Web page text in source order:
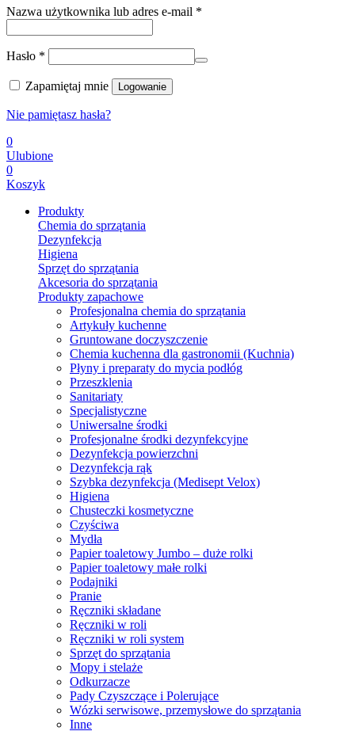
Nazwa użytkownika lub adres e-mail *
Hasło *
Zapamiętaj mnie Logowanie
Nie pamiętasz hasła?
0
Ulubione
0
Koszyk
Produkty
Chemia do sprzątania
Dezynfekcja
Higiena
Sprzęt do sprzątania
Akcesoria do sprzątania
Produkty zapachowe
Profesjonalna chemia do sprzątania
Artykuły kuchenne
Gruntowane doczyszczenie
Chemia kuchenna dla gastronomii (Kuchnia)
Płyny i preparaty do mycia podłóg
Przeszklenia
Sanitariaty
Specjalistyczne
Uniwersalne środki
Profesjonalne środki dezynfekcyjne
Dezynfekcja powierzchni
Dezynfekcja rąk
Szybka dezynfekcja (Medisept Velox)
Higiena
Chusteczki kosmetyczne
Czyściwa
Mydła
Papier toaletowy Jumbo – duże rolki
Papier toaletowy małe rolki
Podajniki
Pranie
Ręczniki składane
Ręczniki w roli
Ręczniki w roli system
Sprzęt do sprzątania
Mopy i stelaże
Odkurzacze
Pady Czyszczące i Polerujące
Wózki serwisowe, przemysłowe do sprzątania
Inne